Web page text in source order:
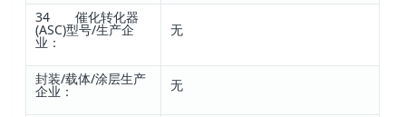
34 催化转化器
(ASC)型号/生产企
业：
无
封装/载体/涂层生产
企业： 无